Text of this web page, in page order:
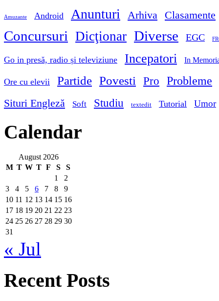
Amuzante Android Anunturi Arhiva Clasamente
Concursuri Dicţionar Diverse EGC
Go in presă, radio și televiziune Incepatori In
Ore cu elevii Partide Povesti Pro Probleme
Situri Engleză Soft Studiu textedit Tutorial Umor
Calendar
August 2026
M T W T F S
S
1
2
3
4 5 6 7 8
9
10 11 12 13 14 15 16
17 18 19 20 21 22 23
24 25 26 27 28 29 30
31
« Jul
Recent Posts